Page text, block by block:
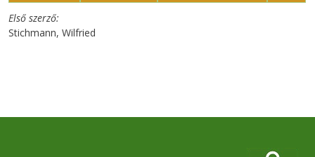
Első szerző
Stichmann, Wilfried